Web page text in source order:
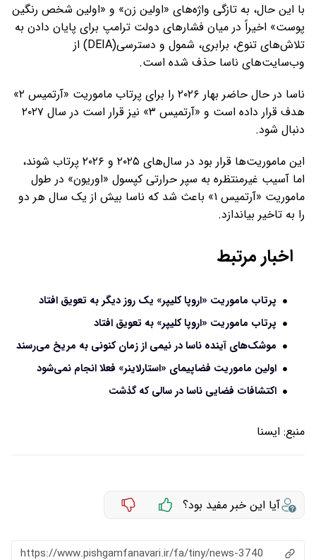
با این حال، به تازگی واژه‌های «اولین زن» و «اولین شخص رنگین
پوست» اخیراً در میان فشارهای دولت ترامپ برای پایان دادن به
تلاش‌های تنوع، برابری، شمول و دسترسی(DEIA) از
وب‌سایت‌های ناسا حذف شده است.
ناسا در حال حاضر بهار ۲۰۲۶ را برای پرتاب ماموریت «آرتمیس ۲»
هدف قرار داده است و «آرتمیس ۳» نیز قرار است در سال ۲۰۲۷
دنبال شود.
این ماموریت‌ها قرار بود در سال‌های ۲۰۲۵ و ۲۰۲۶ پرتاب شوند،
اما آسیب غیرمنتظره به سپر حرارتی کپسول «اوریون» در طول
ماموریت «آرتمیس ۱» باعث شد که ناسا بیش از یک سال هر دو
را به تاخیر بیاندازد.
اخبار مرتبط
پرتاب ماموریت «اروپا کلیپر» یک روز دیگر به تعویق افتاد
پرتاب ماموریت «اروپا کلیپر» به تعویق افتاد
موشک‌های آینده ناسا در نیمی از زمان کنونی به مریخ می‌رسند
اولین ماموریت فضاپیمای «استارلاینر» فعلا انجام نمی‌شود
اکتشافات فضایی ناسا در سالی که گذشت
منبع: ايسنا
آیا این خبر مفید بود؟
https://www.pishgamfanavari.ir/fa/tiny/news-3740